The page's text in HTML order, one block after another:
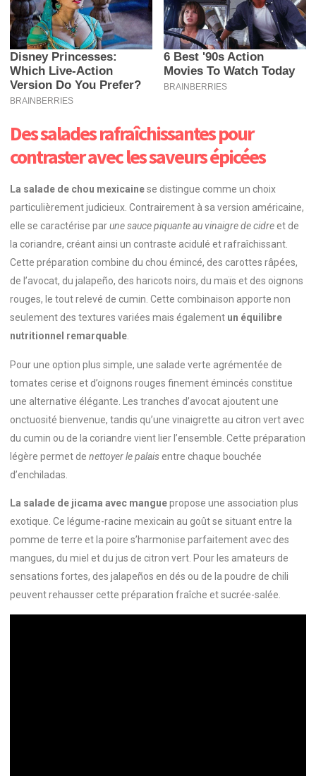
Des salades rafraîchissantes pour
contraster avec les saveurs épicées
La salade de chou mexicainese distingue comme un choix
particulièrement judicieux. Contrairement à sa version américaine,
elle se caractérise parune sauce piquante au vinaigre de cidreet de
la coriandre, créant ainsi un contraste acidulé et rafraîchissant.
Cette préparation combine du chou émincé, des carottes râpées,
de l’avocat, du jalapeño, des haricots noirs, du maïs et des oignons
rouges, le tout relevé de cumin. Cette combinaison apporte non
seulement des textures variées mais également un équilibre
nutritionnel remarquable.
Pour une option plus simple, une salade verte agrémentée de
tomates cerise et d’oignons rouges finement émincés constitue
une alternative élégante. Les tranches d’avocat ajoutent une
onctuosité bienvenue, tandis qu’une vinaigrette au citron vert avec
du cumin ou de la coriandre vient lier l’ensemble. Cette préparation
légère permet de nettoyer le palaisentre chaque bouchée
d’enchiladas.
La salade de jicama avec manguepropose une association plus
exotique. Ce légume-racine mexicain au goût se situant entre la
pomme de terre et la poire s’harmonise parfaitement avec des
mangues, du miel et du jus de citron vert. Pour les amateurs de
sensations fortes, des jalapeños en dés ou de la poudre de chili
peuvent rehausser cette préparation fraîche et sucrée-salée.